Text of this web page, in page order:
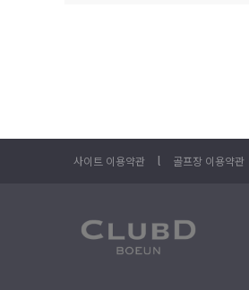
사이트 이용약관 l 골프장 이용약관